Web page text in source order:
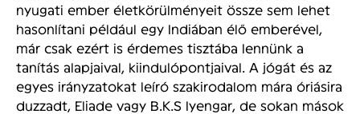
nyugati ember életkörülményeit össze sem lehet
hasonlítani például egy Indiában élő emberével,
már csak ezért is érdemes tisztába lennünk a
tanítás alapjaival, kiindulópontjaival. A jógát és az
egyes irányzatokat leíró szakirodalom mára óriásira
duzzadt, Eliade vagy B.K.S Iyengar, de sokan mások